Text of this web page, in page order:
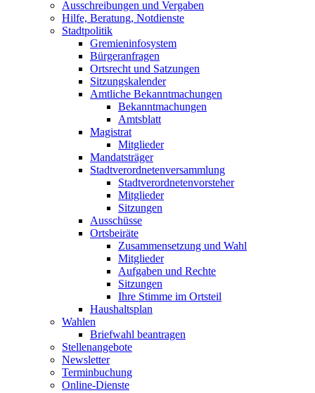
Ausschreibungen und Vergaben
Hilfe, Beratung, Notdienste
Stadtpolitik
Gremieninfosystem
Bürgeranfragen
Ortsrecht und Satzungen
Sitzungskalender
Amtliche Bekanntmachungen
Bekanntmachungen
Amtsblatt
Magistrat
Mitglieder
Mandatsträger
Stadtverordnetenversammlung
Stadtverordnetenvorsteher
Mitglieder
Sitzungen
Ausschüsse
Ortsbeiräte
Zusammensetzung und Wahl
Mitglieder
Aufgaben und Rechte
Sitzungen
Ihre Stimme im Ortsteil
Haushaltsplan
Wahlen
Briefwahl beantragen
Stellenangebote
Newsletter
Terminbuchung
Online-Dienste